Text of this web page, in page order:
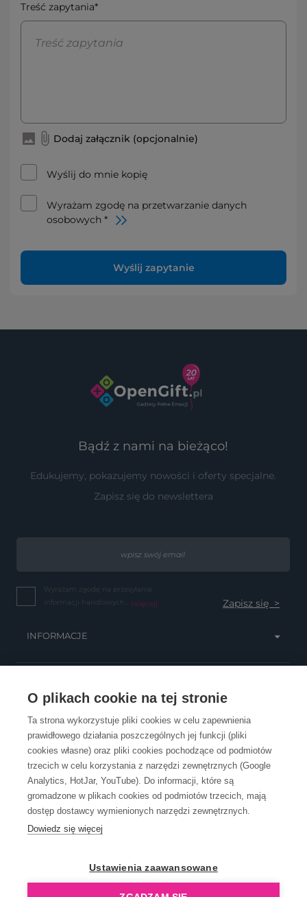
O plikach cookie na tej stronie
Ta strona wykorzystuje pliki cookies w celu zapewnienia
prawidłowego działania poszczególnych jej funkcji (pliki
cookies własne) oraz pliki cookies pochodzące od podmiotów
trzecich w celu korzystania z narzędzi zewnętrznych (Google
Analytics, HotJar, YouTube). Do informacji, które są
gromadzone w plikach cookies od podmiotów trzecich, mają
dostęp dostawcy wymienionych narzędzi zewnętrznych.
Dowiedz się więcej
Ustawienia zaawansowane
Treść zapytania*
Dodaj załącznik (opcjonalnie)
Wyślij do mnie kopię
Wyrażam zgodę na przetwarzanie danych
osobowych *
Wyślij zapytanie
Bądź z nami na bieżąco!
Edukujemy, pokazujemy nowości i oferty specjalne.
Zapisz się do newslettera
Wyrażam zgodę na przesyłanie
informacji handlowych... (więcej)
INFORMACJE
OBSŁUGA KLIENTA
KONTAKT
OpenGift jest częścią ReflectGroup.